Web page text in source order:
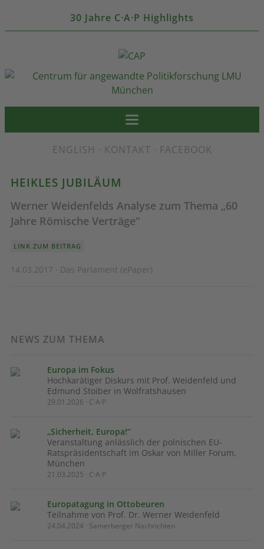
30 Jahre C·A·P Highlights
ENGLISH · KONTAKT · FACEBOOK
HEIKLES JUBILÄUM
Werner Weidenfelds Analyse zum Thema „60
Jahre Römische Verträge“
LINK ZUM BEITRAG
14.03.2017 · Das Parlament (ePaper)
NEWS ZUM THEMA
Europa im Fokus
Hochkarätiger Diskurs mit Prof. Weidenfeld und
Edmund Stoiber in Wolfratshausen
29.01.2026 · C·A·P
„Sicherheit, Europa!“
Veranstaltung anlässlich der polnischen EU-
Ratspräsidentschaft im Oskar von Miller Forum,
München
21.03.2025 · C·A·P
Europatagung in Ottobeuren
Teilnahme von Prof. Dr. Werner Weidenfeld
24.04.2024 · Samerberger Nachrichten